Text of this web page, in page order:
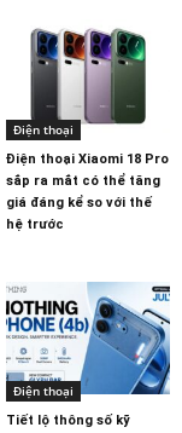
Điện thoại
Điện thoại Xiaomi 18 Pro
sắp ra mắt có thể tăng
giá đáng kể so với thế
hệ trước
Điện thoại
Tiết lộ thông số kỹ